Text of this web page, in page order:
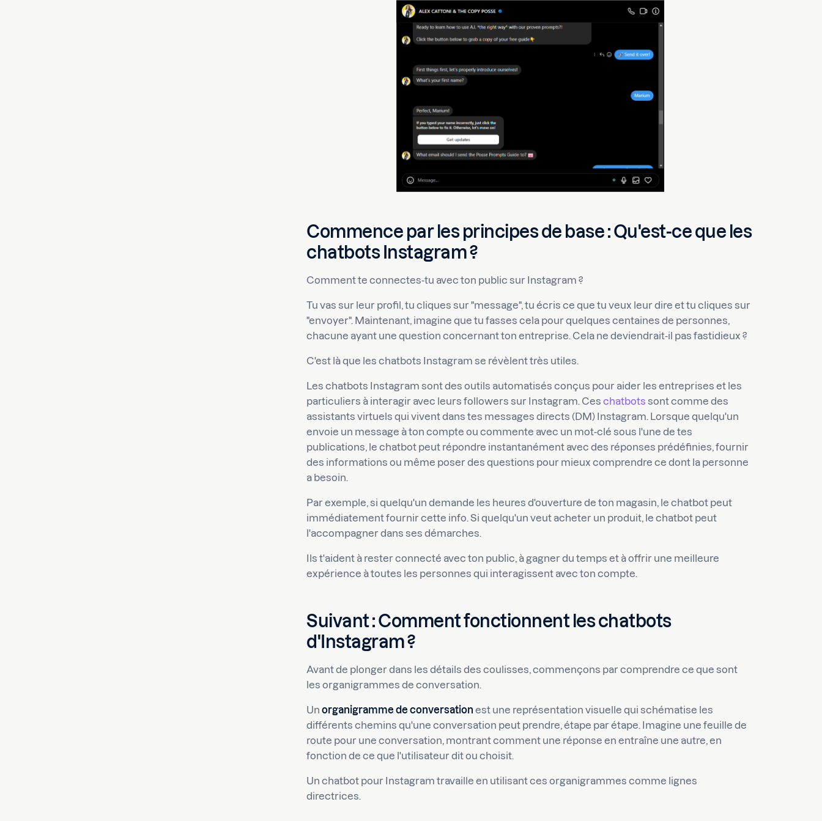
Commence par les principes de base : Qu'est-ce que les
chatbots Instagram ?
Comment te connectes-tu avec ton public sur Instagram ?
Tu vas sur leur profil, tu cliques sur "message", tu écris ce que tu veux leur dire et tu cliques sur
"envoyer". Maintenant, imagine que tu fasses cela pour quelques centaines de personnes,
chacune ayant une question concernant ton entreprise. Cela ne deviendrait-il pas fastidieux ?
C'est là que les chatbots Instagram se révèlent très utiles.
Les chatbots Instagram sont des outils automatisés conçus pour aider les entreprises et les
particuliers à interagir avec leurs followers sur Instagram. Ceschatbotssont comme des
assistants virtuels qui vivent dans tes messages directs (DM) Instagram. Lorsque quelqu'un
envoie un message à ton compte ou commente avec un mot-clé sous l'une de tes
publications, le chatbot peut répondre instantanément avec des réponses prédéfinies, fournir
des informations ou même poser des questions pour mieux comprendre ce dont la personne
a besoin.
Par exemple, si quelqu'un demande les heures d'ouverture de ton magasin, le chatbot peut
immédiatement fournir cette info. Si quelqu'un veut acheter un produit, le chatbot peut
l'accompagner dans ses démarches.
Ils t'aident à rester connecté avec ton public, à gagner du temps et à offrir une meilleure
expérience à toutes les personnes qui interagissent avec ton compte.
Suivant : Comment fonctionnent les chatbots
d'Instagram ?
Avant de plonger dans les détails des coulisses, commençons par comprendre ce que sont
les organigrammes de conversation.
Unorganigramme de conversation est une représentation visuelle qui schématise les
différents chemins qu'une conversation peut prendre, étape par étape. Imagine une feuille de
route pour une conversation, montrant comment une réponse en entraîne une autre, en
fonction de ce que l'utilisateur dit ou choisit.
Un chatbot pour Instagram travaille en utilisant ces organigrammes comme lignes
directrices.